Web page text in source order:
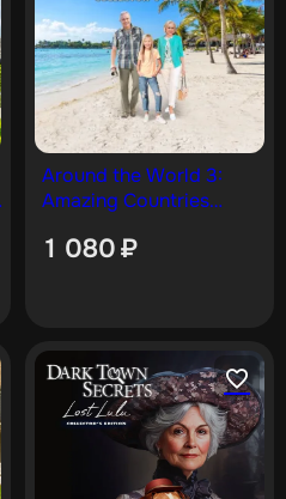
Around the World 3:
Amazing Countries
1 080₽